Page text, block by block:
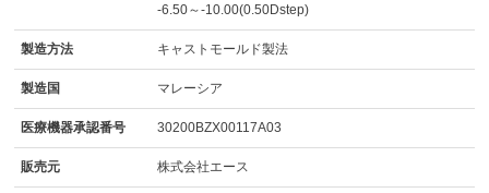
-6.50～-10.00(0.50Dstep)
製造方法 キャストモールド製法
製造国 マレーシア
医療機器承認番号 30200BZX00117A03
販売元 株式会社エース